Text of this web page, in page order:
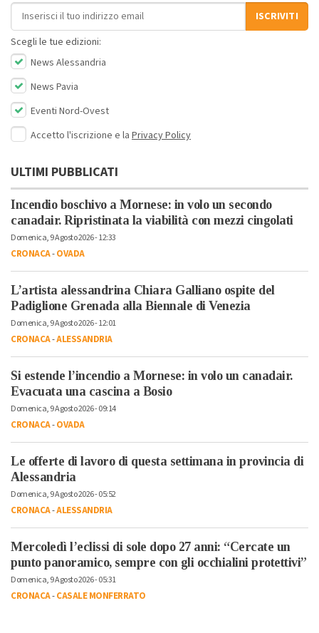
Indirizzo email
ISCRIVITI
Scegli le tue edizioni:
News Alessandria
News Pavia
Eventi Nord-Ovest
Accetto l'iscrizione e la Privacy Policy
ULTIMI PUBBLICATI
Incendio boschivo a Mornese: in volo un secondo
canadair. Ripristinata la viabilità con mezzi cingolati
Domenica, 9 Agosto 2026 - 12:33
CRONACA-OVADA
L’artista alessandrina Chiara Galliano ospite del
Padiglione Grenada alla Biennale di Venezia
Domenica, 9 Agosto 2026 - 12:01
CRONACA-ALESSANDRIA
Si estende l’incendio a Mornese: in volo un canadair.
Evacuata una cascina a Bosio
Domenica, 9 Agosto 2026 - 09:14
CRONACA-OVADA
Le offerte di lavoro di questa settimana in provincia di
Alessandria
Domenica, 9 Agosto 2026 - 05:52
CRONACA-ALESSANDRIA
Mercoledì l’eclissi di sole dopo 27 anni: “Cercate un
punto panoramico, sempre con gli occhialini protettivi”
Domenica, 9 Agosto 2026 - 05:31
CRONACA-CASALE MONFERRATO